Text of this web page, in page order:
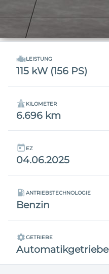
LEISTUNG
115 kW (156 PS)
KILOMETER
6.696 km
EZ
04.06.2025
ANTRIEBSTECHNOLOGIE
Benzin
GETRIEBE
Automatikgetriebe